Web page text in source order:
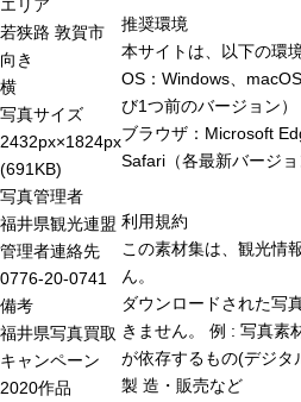
エリア
若狭路 敦賀市
向き
横
写真サイズ
2432px×1824px
(691KB)
写真管理者
福井県観光連盟
管理者連絡先
0776-20-0741
備考
福井県写真買取
キャンペーン
2020作品
推奨環境
本サイトは、以下の環
OS：Windows、
び1つ前のバージョン）
ブラウザ：Microsoft
Safari（各最新バージ
利用規約
この素材集は、観光情
ん。
ダウンロードされた写
きません。 例 : 写真素
が依存するもの(デジタ
製 造・販売など